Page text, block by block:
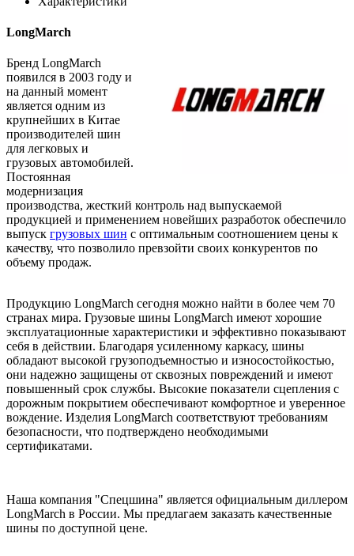
LongMarch
Бренд LongMarch
появился в 2003 году и
на данный момент
является одним из
крупнейших в Китае
производителей шин
для легковых и
грузовых автомобилей.
Постоянная
модернизация
производства, жесткий контроль над выпускаемой
продукцией и применением новейших разработок обеспечило
выпуск грузовых шин с оптимальным соотношением цены к
качеству, что позволило превзойти своих конкурентов по
объему продаж.
Продукцию LongMarch сегодня можно найти в более чем 70
странах мира. Грузовые шины LongMarch имеют хорошие
эксплуатационные характеристики и эффективно показывают
себя в действии. Благодаря усиленному каркасу, шины
обладают высокой грузоподъемностью и износостойкостью,
они надежно защищены от сквозных повреждений и имеют
повышенный срок службы. Высокие показатели сцепления с
дорожным покрытием обеспечивают комфортное и уверенное
вождение. Изделия LongMarch соответствуют требованиям
безопасности, что подтверждено необходимыми
сертификатами.
Наша компания "Спецшина" является официальным диллером
LongMarch в России. Мы предлагаем заказать качественные
шины по доступной цене.